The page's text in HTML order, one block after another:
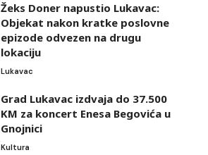
Žeks Doner napustio Lukavac:
Objekat nakon kratke poslovne
epizode odvezen na drugu
lokaciju
Lukavac
Grad Lukavac izdvaja do 37.500
KM za koncert Enesa Begovića u
Gnojnici
Kultura